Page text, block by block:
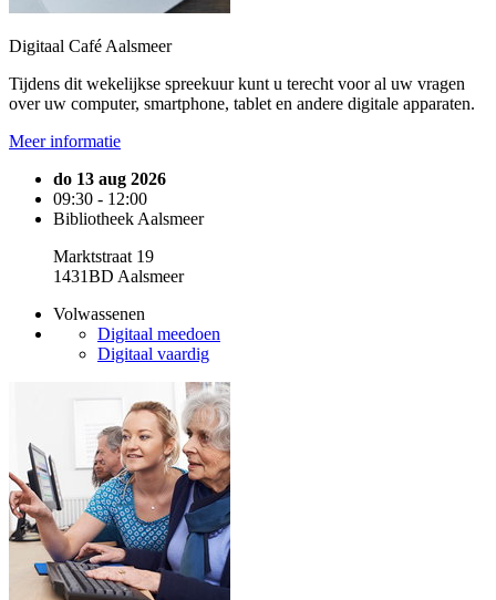
Digitaal Café Aalsmeer
Tijdens dit wekelijkse spreekuur kunt u terecht voor al uw vragen
over uw computer, smartphone, tablet en andere digitale apparaten.
Meer informatie
do 13 aug 2026
09:30 - 12:00
Bibliotheek Aalsmeer
Marktstraat 19
1431BD Aalsmeer
Volwassenen
Digitaal meedoen
Digitaal vaardig